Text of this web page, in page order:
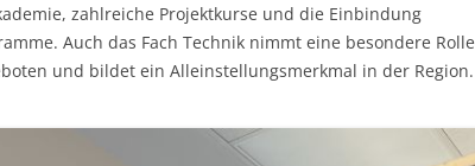
zahlreiche Projektkurse und die Einbindung
Auch das Fach Technik nimmt eine besondere Rolle
und bildet ein Alleinstellungsmerkmal in der Region.